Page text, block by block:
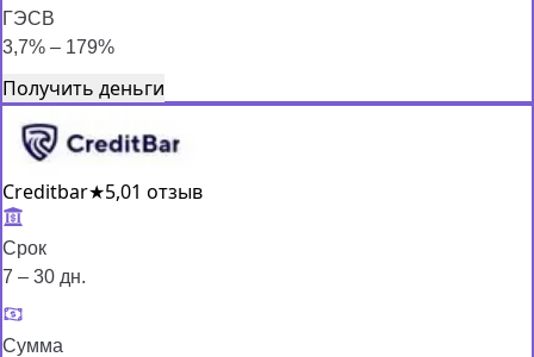
ГЭСВ
3,7% – 179%
Получить деньги
Creditbar★5,01 отзыв
Срок
7 – 30 дн.
Сумма